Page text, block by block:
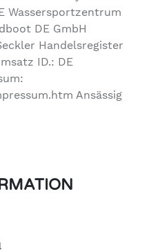
Wassersportzentrum
DE GmbH
Handelsregister
ID.: DE
Ansässig